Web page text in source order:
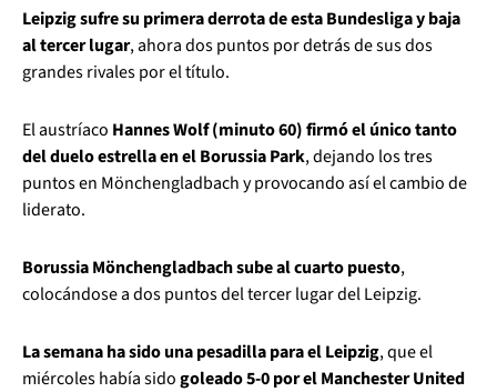
Leipzig sufre su primera derrota de esta Bundesliga y baja
al tercer lugar, ahora dos puntos por detrás de sus dos
grandes rivales por el título.
El austríaco Hannes Wolf (minuto 60) firmó el único tanto
del duelo estrella en el Borussia Park, dejando los tres
puntos en Mönchengladbach y provocando así el cambio de
liderato.
Borussia Mönchengladbach sube al cuarto puesto,
colocándose a dos puntos del tercer lugar del Leipzig.
La semana ha sido una pesadilla para el Leipzig, que el
miércoles había sidogoleado 5-0 por el Manchester United